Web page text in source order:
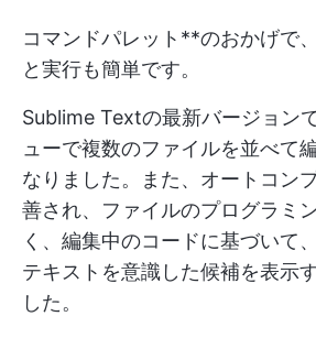
コマンドパレット**のおかげで
と実行も簡単です。
Sublime Textの最新バージョン
ューで複数のファイルを並べて
なりました。また、オートコン
善され、ファイルのプログラミ
く、編集中のコードに基づいて
テキストを意識した候補を表示
した。